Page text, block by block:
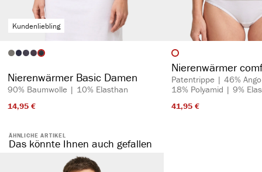
Kundenliebling
Artikelfarbe
Nierenwärmer Basic Damen
90% Baumwolle | 10% Elasthan
14,95 €​
Artikelfarbe
Nierenwärmer
Patentrippe | 46%
18% Polyamid | 9%
41,95 €​
ÄHNLICHE ARTIKEL
Das könnte Ihnen auch gefallen